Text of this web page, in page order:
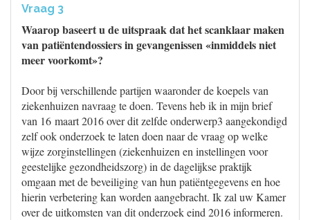
Vraag 3
Waarop baseert u de uitspraak dat het scanklaar maken
van patiëntendossiers in gevangenissen «inmiddels niet
meer voorkomt»?
Door bij verschillende partijen waaronder de koepels van
ziekenhuizen navraag te doen. Tevens heb ik in mijn brief
van 16 maart 2016 over dit zelfde onderwerp3 aangekondigd
zelf ook onderzoek te laten doen naar de vraag op welke
wijze zorginstellingen (ziekenhuizen en instellingen voor
geestelijke gezondheidszorg) in de dagelijkse praktijk
omgaan met de beveiliging van hun patiëntgegevens en hoe
hierin verbetering kan worden aangebracht. Ik zal uw Kamer
over de uitkomsten van dit onderzoek eind 2016 informeren.